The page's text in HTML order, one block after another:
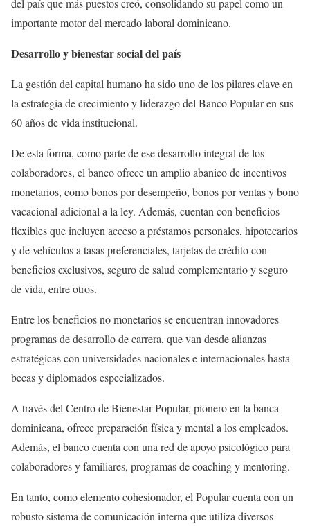
importante motor del mercado laboral dominicano.
Desarrollo y bienestar social del país
La gestión del capital humano ha sido uno de los pilares clave en
la estrategia de crecimiento y liderazgo del Banco Popular en sus
60 años de vida institucional.
De esta forma, como parte de ese desarrollo integral de los
colaboradores, el banco ofrece un amplio abanico de incentivos
monetarios, como bonos por desempeño, bonos por ventas y bono
vacacional adicional a la ley. Además, cuentan con beneficios
flexibles que incluyen acceso a préstamos personales, hipotecarios
y de vehículos a tasas preferenciales, tarjetas de crédito con
beneficios exclusivos, seguro de salud complementario y seguro
de vida, entre otros.
Entre los beneficios no monetarios se encuentran innovadores
programas de desarrollo de carrera, que van desde alianzas
estratégicas con universidades nacionales e internacionales hasta
becas y diplomados especializados.
A través del Centro de Bienestar Popular, pionero en la banca
dominicana, ofrece preparación física y mental a los empleados.
Además, el banco cuenta con una red de apoyo psicológico para
colaboradores y familiares, programas de coaching y mentoring.
En tanto, como elemento cohesionador, el Popular cuenta con un
robusto sistema de comunicación interna que utiliza diversos